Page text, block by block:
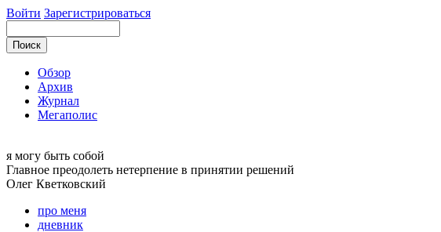
Войти Зарегистрироваться
Обзор
Архив
Журнал
Мегаполис
я могу быть собой
Главное преодолеть нетерпение в принятии решений
Олег Кветковский
про меня
дневник